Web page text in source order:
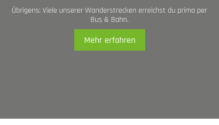
Übrigens: Viele unserer Wanderstrecken erreichst du prima per
Bus & Bahn.
Mehr erfahren